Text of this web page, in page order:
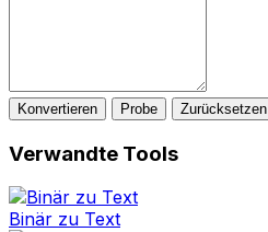
Konvertieren Probe Zurücksetzen
Verwandte Tools
Binär zu Text